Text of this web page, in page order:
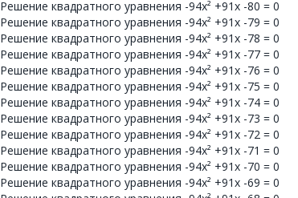
Решение квадратного уравнения -94x² +91x -80 = 0
Решение квадратного уравнения -94x² +91x -79 = 0
Решение квадратного уравнения -94x² +91x -78 = 0
Решение квадратного уравнения -94x² +91x -77 = 0
Решение квадратного уравнения -94x² +91x -76 = 0
Решение квадратного уравнения -94x² +91x -75 = 0
Решение квадратного уравнения -94x² +91x -74 = 0
Решение квадратного уравнения -94x² +91x -73 = 0
Решение квадратного уравнения -94x² +91x -72 = 0
Решение квадратного уравнения -94x² +91x -71 = 0
Решение квадратного уравнения -94x² +91x -70 = 0
Решение квадратного уравнения -94x² +91x -69 = 0